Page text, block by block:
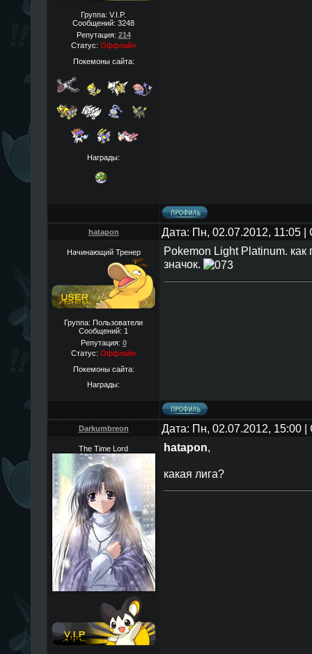
Группа: V.I.P.
Сообщений: 3248
Репутация: 214
Статус: Оффлайн
Покемоны сайта:
Награды:
hatapon Дата: Пн, 02.07.2012, 11:05
Начинающий Тренер
Группа: Пользователи
Сообщений: 1
Репутация: 0
Статус: Оффлайн
Покемоны сайта:
Награды:
Pokemon Light Platinum. как
значок.
Darkumbreon Дата: Пн, 02.07.2012, 15:00
The Time Lord hatapon,
какая лига?